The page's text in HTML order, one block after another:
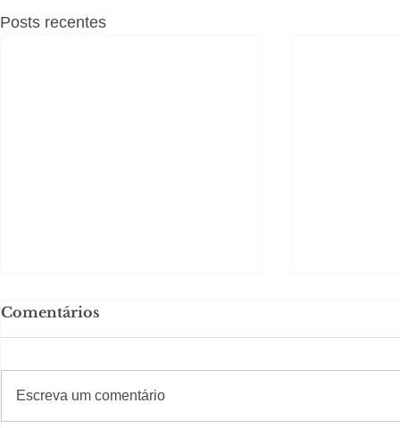
Posts recentes
Comentários
Escreva um comentário
#Sugestões